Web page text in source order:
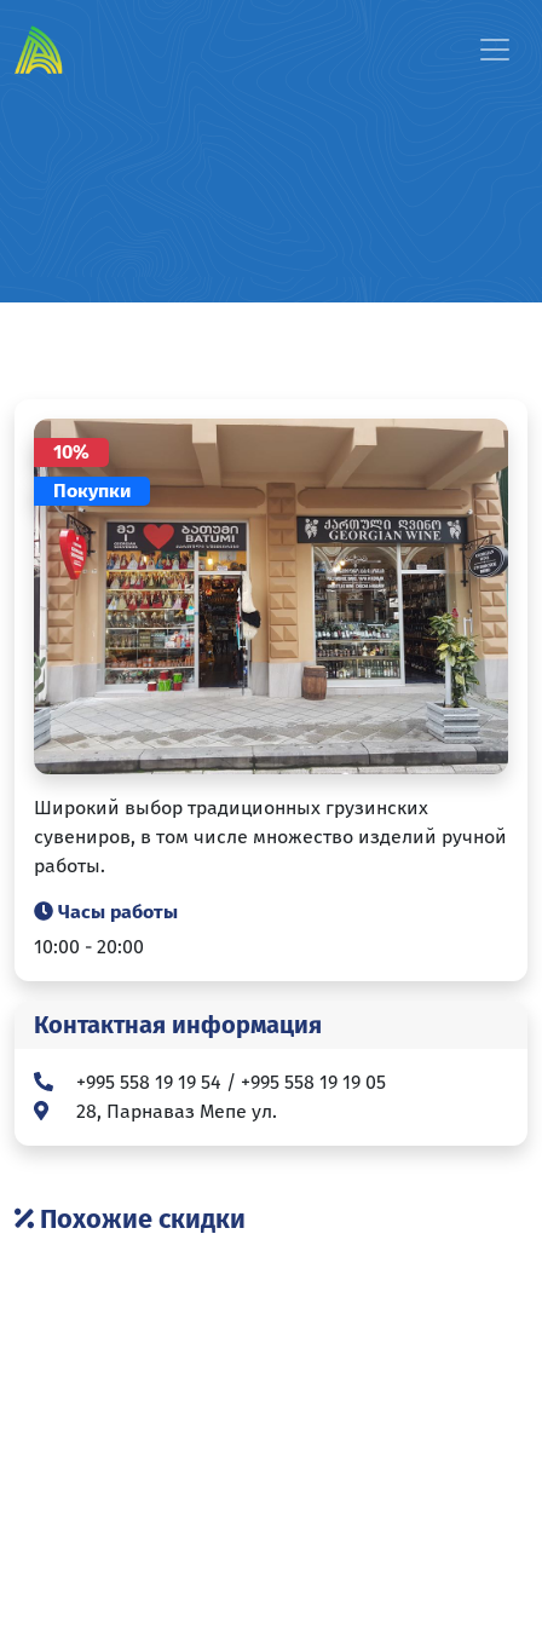
10%
Покупки
Широкий выбор традиционных грузинских
сувениров, в том числе множество изделий ручной
работы.
Часы работы
10:00 - 20:00
Контактная информация
+995 558 19 19 54 / +995 558 19 19 05
28, Парнаваз Мепе ул.
Похожие скидки